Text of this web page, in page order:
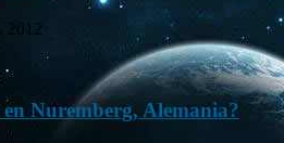
2012
en Nuremberg, Alemania?